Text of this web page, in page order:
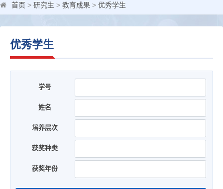
首页 > 研究生 > 教育成果 > 优秀学生
优秀学生
学号
姓名
培养层次
获奖种类
获奖年份